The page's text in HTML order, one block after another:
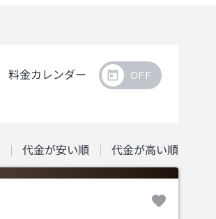
料金カレンダー
代金が安い順 代金が高い順